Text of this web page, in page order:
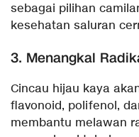
sebagai pilihan
kesehatan saluran
3. Menangkal
Cincau hijau kaya
flavonoid, polifenol,
membantu melawan